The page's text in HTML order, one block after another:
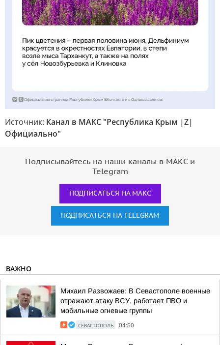
Источник: Канал в МАКС "Республика Крым |Z|
Официально"
Подписывайтесь на наши каналы в МАКС и
Telegram
ПОДПИСАТЬСЯ НА МАКС
ПОДПИСАТЬСЯ НА TELEGRAM
ВАЖНО
Михаил Развожаев: В Севастополе военные
отражают атаку ВСУ, работает ПВО и
мобильные огневые группы
СЕВАСТОПОЛЬ 04:50